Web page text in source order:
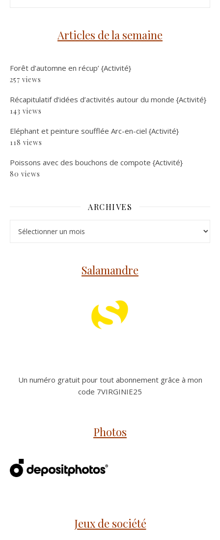
Articles de la semaine
Forêt d’automne en récup’ {Activité}
257 views
Récapitulatif d’idées d’activités autour du monde {Activité}
143 views
Eléphant et peinture soufflée Arc-en-ciel {Activité}
118 views
Poissons avec des bouchons de compote {Activité}
80 views
ARCHIVES
Salamandre
Un numéro gratuit pour tout abonnement grâce à mon
code 7VIRGINIE25
Photos
Jeux de société